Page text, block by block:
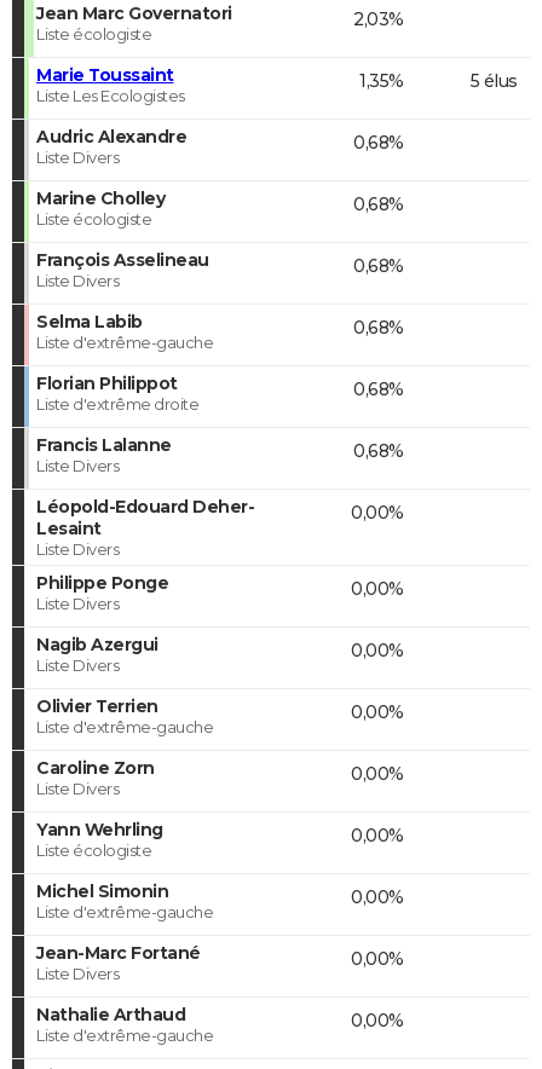
Jean Marc Governatori
Liste écologiste
2,03%
Marie Toussaint
Liste Les Ecologistes
1,35% 5 élus
Audric Alexandre
Liste Divers
0,68%
Marine Cholley
Liste écologiste
0,68%
François Asselineau
Liste Divers
0,68%
Selma Labib
Liste d'extrême-gauche
0,68%
Florian Philippot
Liste d'extrême droite
0,68%
Francis Lalanne
Liste Divers
0,68%
Léopold-Edouard Deher-
Lesaint
Liste Divers
0,00%
Philippe Ponge
Liste Divers
0,00%
Nagib Azergui
Liste Divers
0,00%
Olivier Terrien
Liste d'extrême-gauche
0,00%
Caroline Zorn
Liste Divers
0,00%
Yann Wehrling
Liste écologiste
0,00%
Michel Simonin
Liste d'extrême-gauche
0,00%
Jean-Marc Fortané
Liste Divers
0,00%
Nathalie Arthaud
Liste d'extrême-gauche
0,00%